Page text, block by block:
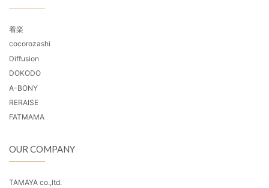
着楽
cocorozashi
Diffusion
DOKODO
A-BONY
RERAISE
FATMAMA
OUR COMPANY
TAMAYA co.,ltd.